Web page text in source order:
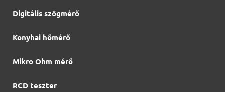
Digitális szögmérő
Konyhai hőmérő
Mikro Ohm mérő
RCD teszter